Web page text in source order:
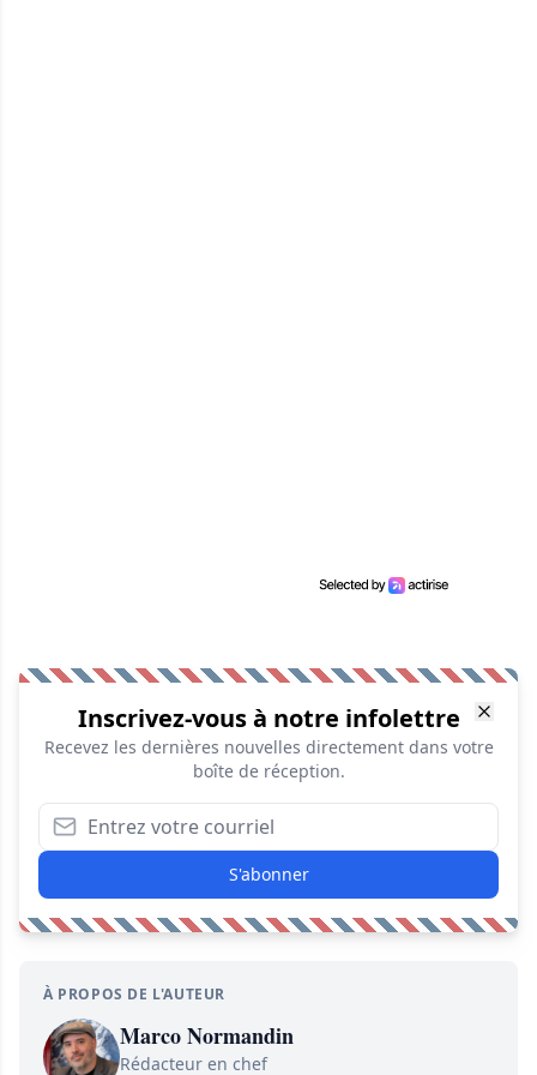
Inscrivez-vous à notre infolettre
Recevez les dernières nouvelles directement dans votre
boîte de réception.
S'abonner
À PROPOS DE L'AUTEUR
Marco Normandin
Rédacteur en chef